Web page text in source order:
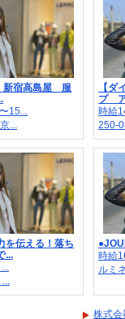
新宿高島屋 服
15...
...
【ダ
プ
時給
250-
を伝える！落ち
...
時給
ルミ
株式会